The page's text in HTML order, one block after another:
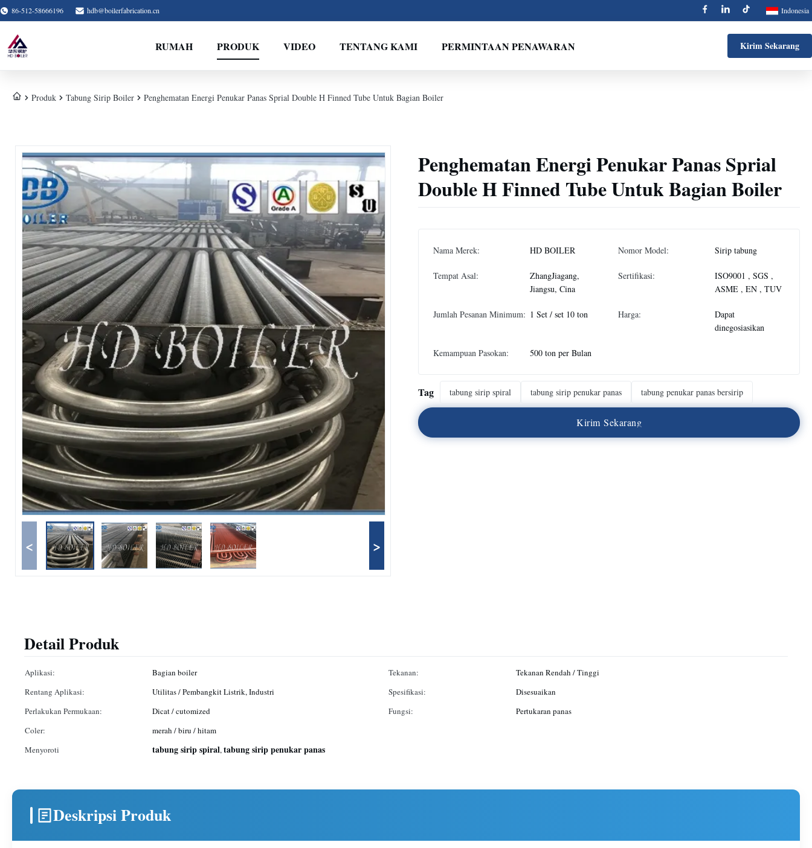
86-512-58666196 hdb@boilerfabrication.cn Indonesia
RUMAH PRODUK VIDEO TENTANG KAMI PERMINTAAN PENAWARAN Kirim Sekarang
Produk Tabung Sirip Boiler Penghematan Energi Penukar Panas Sprial Double H Finned Tube Untuk Bagian Boiler
< >
Penghematan Energi Penukar Panas Sprial
Double H Finned Tube Untuk Bagian Boiler
Nama Merek: HD BOILER Nomor Model: Sirip tabung
Tempat Asal:
ZhangJiagang,
Jiangsu, Cina
Sertifikasi:
ISO9001 , SGS ,
ASME , EN , TUV
Jumlah Pesanan Minimum: 1 Set / set 10 ton Harga:
Dapat
dinegosiasikan
Kemampuan Pasokan: 500 ton per Bulan
Tag tabung sirip spiral tabung sirip penukar panas tabung penukar panas bersirip
Kirim Sekarang
Detail Produk
Aplikasi: Bagian boiler Tekanan:
Tekanan Rendah / Tinggi
Rentang Aplikasi:
Utilitas / Pembangkit Listrik, Industri Spesifikasi:
Disesuaikan
Perlakukan Permukaan:
Dicat / cutomized Fungsi:
Pertukaran panas
Coler:
merah / biru / hitam
Menyoroti
tabung sirip spiral,tabung sirip penukar panas
Deskripsi Produk